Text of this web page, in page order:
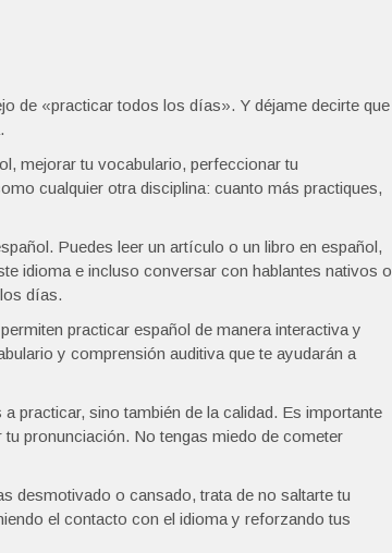
de «practicar todos los días». Y déjame decirte que
mejorar tu vocabulario, perfeccionar tu
cualquier otra disciplina: cuanto más practiques,
Puedes leer un artículo o un libro en español,
idioma e incluso conversar con hablantes nativos o
días.
practicar español de manera interactiva y
y comprensión auditiva que te ayudarán a
practicar, sino también de la calidad. Es importante
pronunciación. No tengas miedo de cometer
desmotivado o cansado, trata de no saltarte tu
el contacto con el idioma y reforzando tus